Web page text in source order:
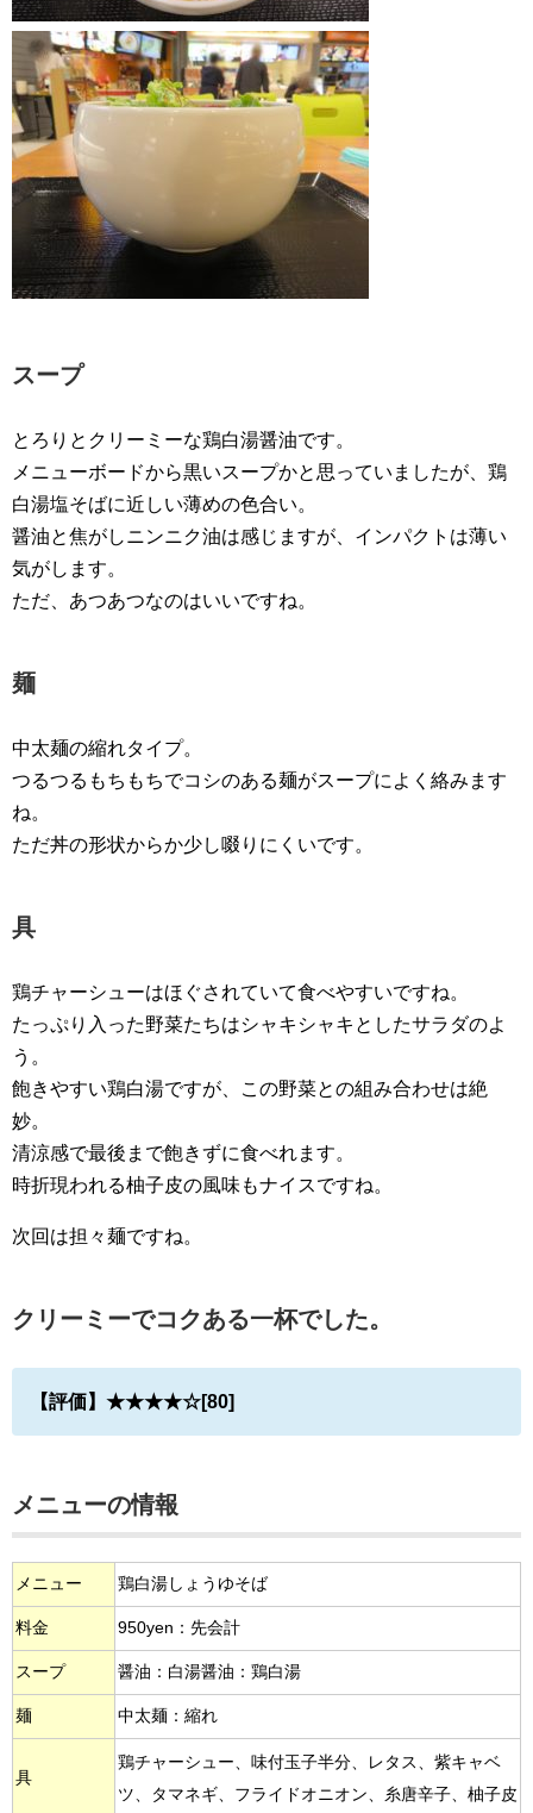
スープ
とろりとクリーミーな鶏白湯醤油です。
メニューボードから黒いスープかと思っていましたが、鶏
白湯塩そばに近しい薄めの色合い。
醤油と焦がしニンニク油は感じますが、インパクトは薄い
気がします。
ただ、あつあつなのはいいですね。
麺
中太麺の縮れタイプ。
つるつるもちもちでコシのある麺がスープによく絡みます
ね。
ただ丼の形状からか少し啜りにくいです。
具
鶏チャーシューはほぐされていて食べやすいですね。
たっぷり入った野菜たちはシャキシャキとしたサラダのよ
う。
飽きやすい鶏白湯ですが、この野菜との組み合わせは絶
妙。
清涼感で最後まで飽きずに食べれます。
時折現われる柚子皮の風味もナイスですね。
次回は担々麺ですね。
クリーミーでコクある一杯でした。
【評価】★★★★☆[80]
メニューの情報
メニュー 鶏白湯しょうゆそば
料金 950yen：先会計
スープ 醤油：白湯醤油：鶏白湯
麺 中太麺：縮れ
具
鶏チャーシュー、味付玉子半分、レタス、紫キャベ
ツ、タマネギ、フライドオニオン、糸唐辛子、柚子皮